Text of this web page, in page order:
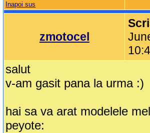
Inapoi sus
zmotocel
salut
v-am gasit pana la urma :)
hai sa va arat modelele
peyote: